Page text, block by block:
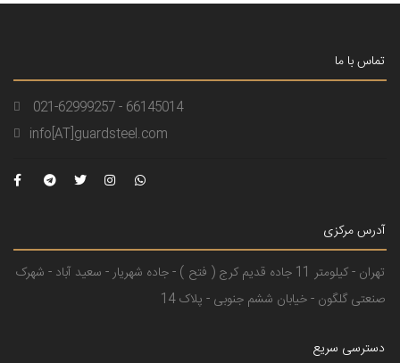
تماس با ما
021-62999257 - 66145014
info[AT]guardsteel.com
آدرس مرکزی
تهران - کیلومتر 11 جاده قدیم کرج ( فتح ) - جاده شهریار - سعید آباد - شهرک
صنعتی گلگون - خیابان ششم جنوبی - پلاک 14
دسترسی سریع